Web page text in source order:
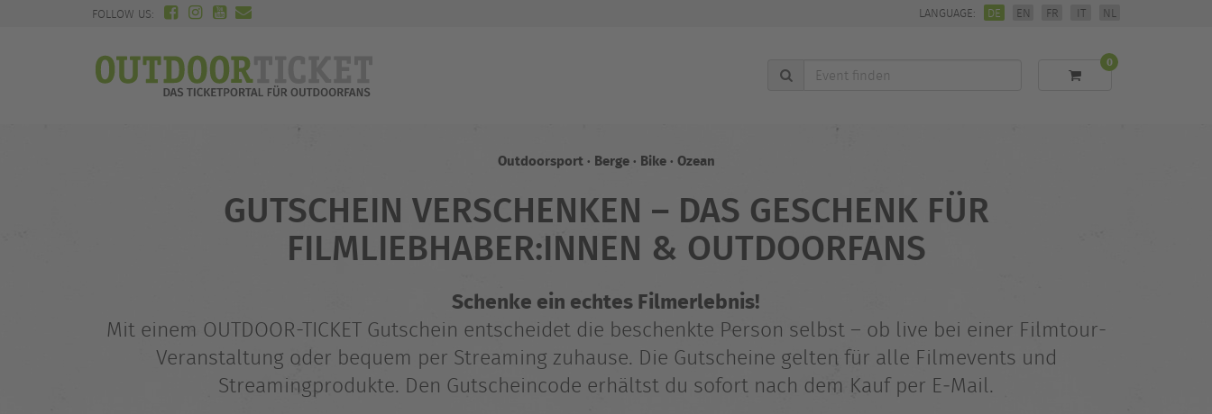
FOLLOW US: LANGUAGE: DE EN FR IT NL
Event
finden
0
Outdoorsport · Berge · Bike · Ozean
GUTSCHEIN VERSCHENKEN – DAS GESCHENK FÜR
FILMLIEBHABER:INNEN & OUTDOORFANS
Schenke ein echtes Filmerlebnis!
Mit einem OUTDOOR-TICKET Gutschein entscheidet die beschenkte Person selbst – ob live bei einer Filmtour-
Veranstaltung oder bequem per Streaming zuhause. Die Gutscheine gelten für alle Filmevents und
Streamingprodukte. Den Gutscheincode erhältst du sofort nach dem Kauf per E‑Mail.